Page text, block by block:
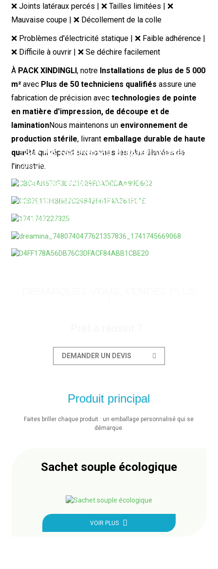
❌ Joints latéraux percés | ❌ Tailles limitées | ❌
Mauvaise coupe | ❌ Décollement de la colle
❌ Problèmes d'électricité statique | ❌ Faible adhérence |
❌ Difficile à ouvrir | ❌ Se déchire facilement
À PACK XINDINGLI , notre Installations de plus de 5 000
m²avec Plus de 50 techniciens qualifiés assure une
fabrication de précision avec technologies de pointe
en matière d'impression, de découpe et de
laminationNous maintenons un environnement de
production stérile, livrant emballage durable de haute
qualité qui répond aux normes les plus élevées de
l'industrie.
Test de résistance à la perforation
Teste la capacité du matériau à résister aux
Test de résistance à l'étanchéité
Mesure l'intégrité du thermoscellage pour prévenir
les fuites et assurer une protection optimale du
Essai de résistance à la traction
Mesure la capacité de charge pour confirmer la
Test de pression d'éclatement
S'assurer que l'emballage résiste à la force sans se
Analyse des solvants résiduels
Réalisée par chromatographie en phase gazeuse
pour détecter et quantifier les substances
DEMANDER UN DEVIS
Produit principal
Faites briller chaque produit : un emballage personnalisé qui se
démarque.
Sachet souple écologique
VOIR PLUS